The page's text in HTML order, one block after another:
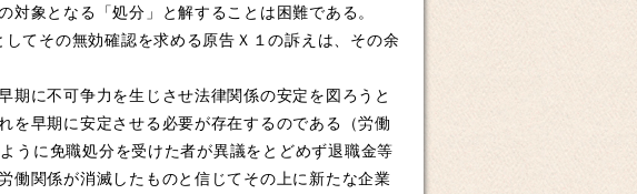
象となる「処分」と解することは困難である。
てその無効確認を求める原告Ｘ１の訴えは、その余
に不可争力を生じさせ法律関係の安定を図ろうと
を早期に安定させる必要が存在するのである（労働
うに免職処分を受けた者が異議をとどめず退職金等
働関係が消滅したものと信じてその上に新たな企業